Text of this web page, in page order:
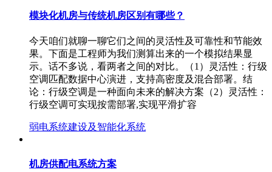
模块化机房与传统机房区别有哪些？
今天咱们就聊一聊它们之间的灵活性及可靠性和节能效
果。下面是工程师为我们测算出来的一个模拟结果显
示。话不多说，看两者之间的对比。（1）灵活性：行级
空调匹配数据中心演进，支持高密度及混合部署。结
论：行级空调是一种面向未来的解决方案（2）灵活性：
行级空调可实现按需部署,实现平滑扩容
弱电系统建设及智能化系统
机房供配电系统方案